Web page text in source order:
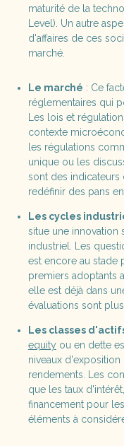
maturité de la
Level). Un autre
d'affaires de ces
marché.
Le marché : Ce
réglementaires qui
Les lois et
contexte
les régulations
unique ou les
sont des indicateurs
redéfinir des pans
Les cycles
situe une innovation
industriel. Les
est encore au stade
premiers adoptants
elle est déjà dans
évaluations sont plus
Les classes
equityou en dette
niveaux d'exposition
rendements. Les
que les taux
financement pour
éléments à